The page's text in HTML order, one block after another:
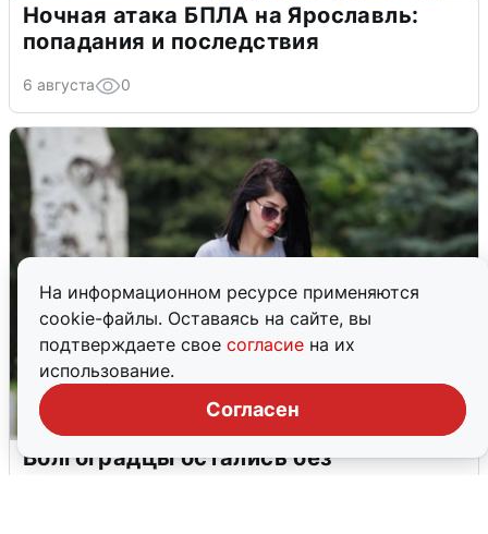
На информационном ресурсе применяются
cookie-файлы. Оставаясь на сайте, вы
подтверждаете свое согласие на их
использование.
Согласен
Ночная атака БПЛА на Ярославль:
попадания и последствия
6 августа 0
Волгоградцы остались без